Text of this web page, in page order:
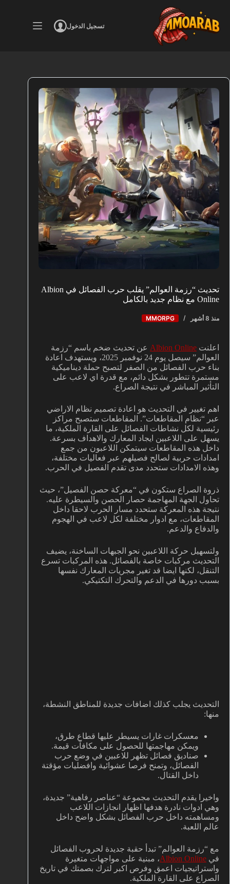
المحتوى
تسجيل الدخول
تحديث “رزمة العوالم” يقلب حرب الفصائل في Albion
Online مع نظام جديد بالكامل
منذ 8 أشهر MMORPG
اعلنت Albion Online عن تحديث ضخم باسم “رزمة
العوالم” سيصل يوم 24 نوفمبر 2025، ويستهدف اعادة
بناء حرب الفصائل من الصفر لتصبح حملة ديناميكية
مستمرة تتطور بشكل دائم، مع قدرة اي لاعب على
التأثير المباشر في نتيجة الصراع.
اهم تغيير في التحديث هو اعادة تصميم نظام الاراضي
عبر “نظام المقاطعات”. المقاطعات ستصبح مراكز
رئيسية لكل نشاطات الفصائل على القارة الملكية، ما
يسهل على اللاعبين ايجاد المعارك والاهداف بسرعة.
داخل هذه المقاطعات سيتمكن اللاعبون من جمع
امدادات حربية لصالح فصيلهم عبر فعاليات مختلفة،
وهذه الامدادات ستحدد مدى تقدم الفصيل في الحرب.
ذروة الصراع ستكون في “معركة حصن الفصيل”، حيث
تحاول الجهة المهاجمة حصار الحصن والسيطرة عليه.
نتيجة هذه المعركة ستحدد مسار الحرب لاحقا داخل
المقاطعات، مع ادوار مختلفة لكل لاعب في الهجوم
والدفاع والدعم.
ولتسهيل حركة اللاعبين نحو الجبهات الساخنة، يضيف
التحديث مركبات خاصة بالفصائل. هذه المركبات تسرع
التنقل، لكنها ايضا قد تغير مجريات المعارك نفسها
بسبب دورها في الدعم والتحرك التكتيكي.
التحديث يجلب كذلك اضافات جديدة للمناطق النشطة،
منها:
معسكرات غارات يسيطر عليها قطاع طرق،
ويمكن مهاجمتها للحصول على مكافآت قيمة.
صناديق فصائل تظهر للاعبين في وضع حرب
الفصائل، وتمنح فرصا عشوائية وافضليات مؤقتة
داخل القتال.
واخيرا يقدم التحديث مجموعة “عناصر رفاهية” جديدة،
وهي ادوات نادرة هدفها اظهار انجازات اللاعب
ومساهمته داخل حرب الفصائل بشكل واضح داخل
عالم اللعبة.
مع “رزمة العوالم” تبدأ حقبة جديدة لحروب الفصائل
في Albion Online، مبنية على مواجهات متغيرة
واستراتيجيات اعمق وفرص اكبر لترك بصمتك في تاريخ
الصراع على القارة الملكية.